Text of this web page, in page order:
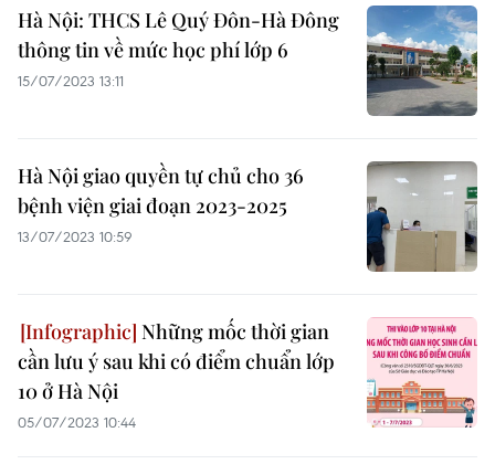
Hà Nội: THCS Lê Quý Đôn-Hà Đông
thông tin về mức học phí lớp 6
15/07/2023 13:11
Hà Nội giao quyền tự chủ cho 36
bệnh viện giai đoạn 2023-2025
13/07/2023 10:59
Những mốc thời gian
cần lưu ý sau khi có điểm chuẩn lớp
10 ở Hà Nội
05/07/2023 10:44